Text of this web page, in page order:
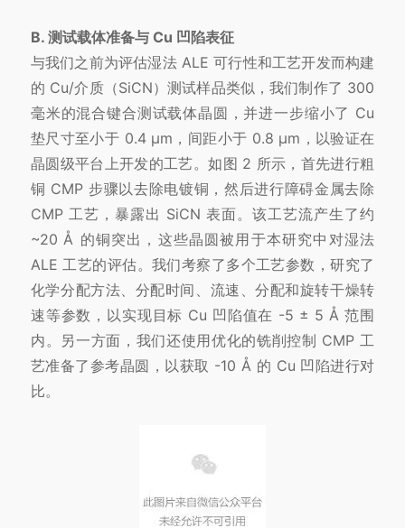
B. 测试载体准备与 Cu 凹陷表征
与我们之前为评估湿法 ALE 可行性和工艺开发而构建
的 Cu/介质（SiCN）测试样品类似，我们制作了 300
毫米的混合键合测试载体晶圆，并进一步缩小了 Cu
垫尺寸至小于 0.4 μm，间距小于 0.8 μm，以验证在
晶圆级平台上开发的工艺。如图 2 所示，首先进行粗
铜 CMP 步骤以去除电镀铜，然后进行障碍金属去除
CMP 工艺，暴露出 SiCN 表面。该工艺流产生了约
~20 Å 的铜突出，这些晶圆被用于本研究中对湿法
ALE 工艺的评估。我们考察了多个工艺参数，研究了
化学分配方法、分配时间、流速、分配和旋转干燥转
速等参数，以实现目标 Cu 凹陷值在 -5 ± 5 Å 范围
内。另一方面，我们还使用优化的铣削控制 CMP 工
艺准备了参考晶圆，以获取 -10 Å 的 Cu 凹陷进行对
比。